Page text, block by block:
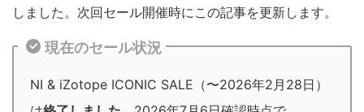
しました。次回セール開催時にこの記事を更新します。
現在のセール状況
NI & iZotope ICONIC SALE（〜2026年2月28日）